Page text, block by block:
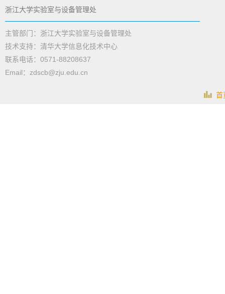
浙江大学实验室与设备管理处
主管部门：浙江大学实验室与设备管理处
技术支持：清华大学信息化技术中心
联系电话：0571-88208637
Email：zdscb@zju.edu.cn
首